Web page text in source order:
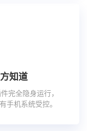
知道
完全隐身运行，
手机系统受控。